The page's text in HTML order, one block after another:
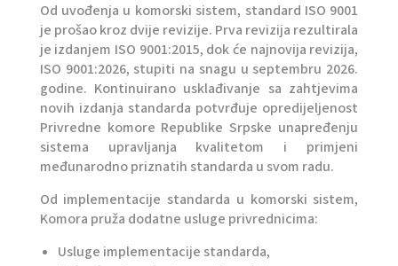
Od uvođenja u komorski sistem, standard ISO 9001
je prošao kroz dvije revizije. Prva revizija rezultirala
je izdanjem ISO 9001:2015, dok će najnovija revizija,
ISO 9001:2026, stupiti na snagu u septembru 2026.
godine. Kontinuirano usklađivanje sa zahtjevima
novih izdanja standarda potvrđuje opredijeljenost
Privredne komore Republike Srpske unapređenju
sistema upravljanja kvalitetom i primjeni
međunarodno priznatih standarda u svom radu.
Od implementacije standarda u komorski sistem,
Komora pruža dodatne usluge privrednicima:
Usluge implementacije standarda,